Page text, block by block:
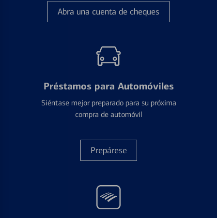
Abra una cuenta de cheques
Préstamos para Automóviles
Siéntase mejor preparado para su próxima
compra de automóvil
Prepárese